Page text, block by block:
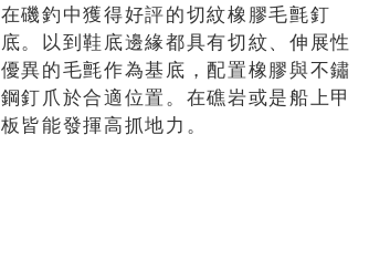
在磯釣中獲得好評的切紋橡膠毛氈釘
底。以到鞋底邊緣都具有切紋、伸展性
優異的毛氈作為基底，配置橡膠與不鏽
鋼釘爪於合適位置。在礁岩或是船上甲
板皆能發揮高抓地力。